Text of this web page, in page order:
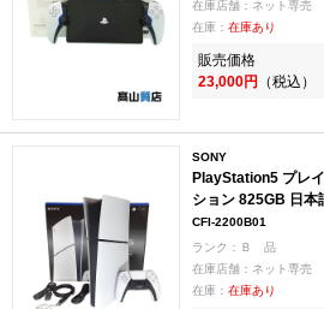
在庫店舗：ネット専売
在庫： 在庫あり
販売価格
23,000円 （税込）
SONY
PlayStation5 プレ
ション 825GB 日本
CFI-2200B01
ランク：Ｂ 品
在庫店舗：ネット専売
在庫： 在庫あり